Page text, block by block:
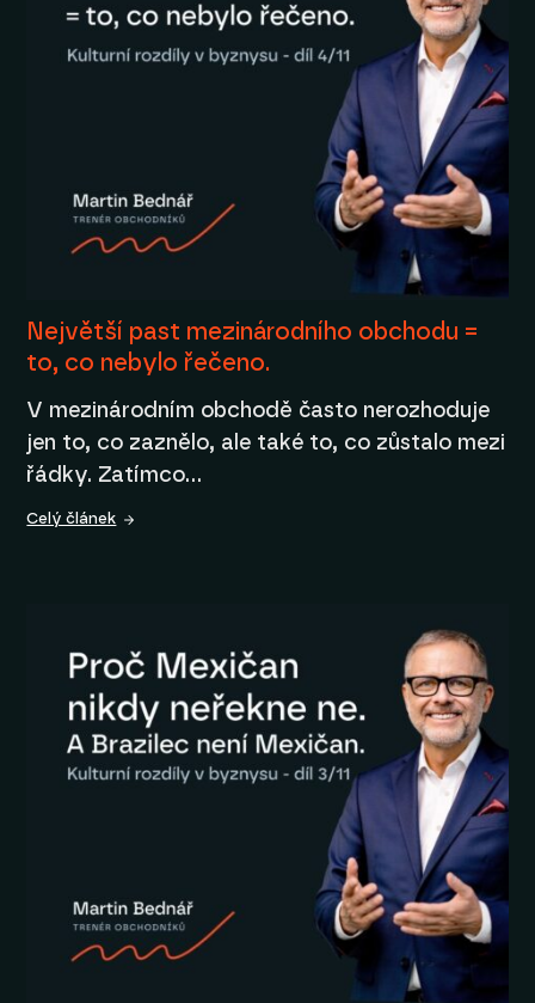
Největší past mezinárodního obchodu =
to, co nebylo řečeno.
V mezinárodním obchodě často nerozhoduje
jen to, co zaznělo, ale také to, co zůstalo mezi
řádky. Zatímco…
Celý článek